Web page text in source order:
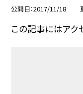
公開日 2017/11/18
この記事にはアク